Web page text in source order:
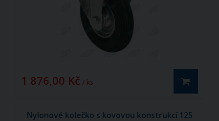
1 876,00 Kč / ks
Nylonové kolečko s kovovou konstrukcí 125